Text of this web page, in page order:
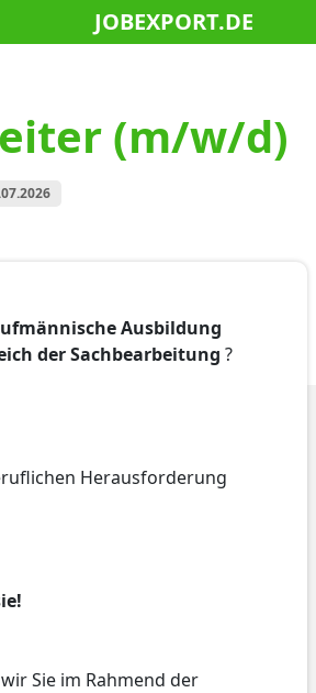
JOBEXPORT.DE
(m/w/d)
Ausbildung
der Sachbearbeitung ?
Herausforderung
Sie im Rahmend der